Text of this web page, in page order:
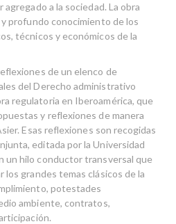
a la sociedad. La obra
profundo conocimiento de los
técnicos y económicos de la
de un elenco de
del Derecho administrativo
regulatoria en Iberoamérica, que
y reflexiones de manera
Esas reflexiones son recogidas
editada por la Universidad
un hilo conductor transversal que
grandes temas clásicos de la
potestades
ambiente, contratos,